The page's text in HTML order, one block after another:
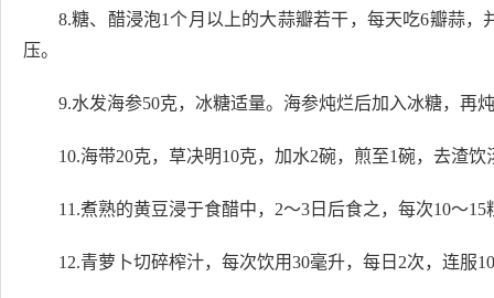
8.糖、醋浸泡1个月以上的大蒜瓣若干，每天吃6瓣蒜
压。
9.水发海参50克，冰糖适量。海参炖烂后加入冰糖，再
10.海带20克，草决明10克，加水2碗，煎至1碗，去渣饮
11.煮熟的黄豆浸于食醋中，2～3日后食之，每次10～
12.青萝卜切碎榨汁，每次饮用30毫升，每日2次，连服